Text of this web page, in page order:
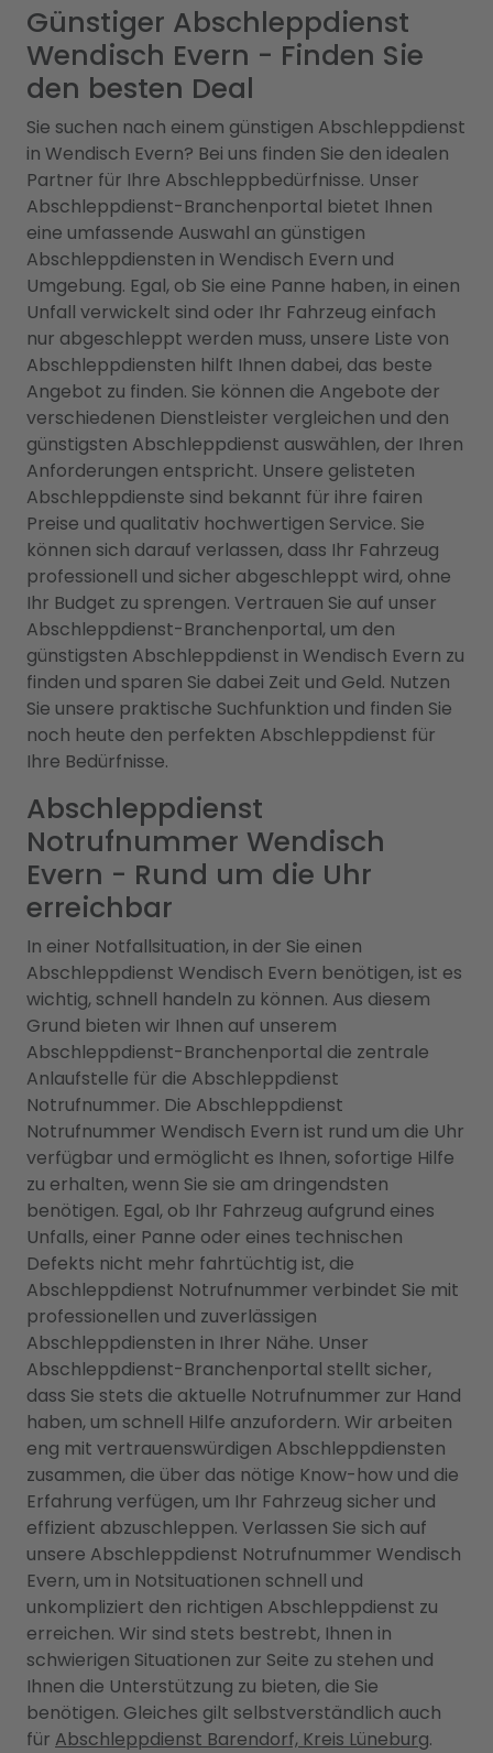
Günstiger Abschleppdienst
Wendisch Evern - Finden Sie
den besten Deal
Sie suchen nach einem günstigen Abschleppdienst
in Wendisch Evern? Bei uns finden Sie den idealen
Partner für Ihre Abschleppbedürfnisse. Unser
Abschleppdienst-Branchenportal bietet Ihnen
eine umfassende Auswahl an günstigen
Abschleppdiensten in Wendisch Evern und
Umgebung. Egal, ob Sie eine Panne haben, in einen
Unfall verwickelt sind oder Ihr Fahrzeug einfach
nur abgeschleppt werden muss, unsere Liste von
Abschleppdiensten hilft Ihnen dabei, das beste
Angebot zu finden. Sie können die Angebote der
verschiedenen Dienstleister vergleichen und den
günstigsten Abschleppdienst auswählen, der Ihren
Anforderungen entspricht. Unsere gelisteten
Abschleppdienste sind bekannt für ihre fairen
Preise und qualitativ hochwertigen Service. Sie
können sich darauf verlassen, dass Ihr Fahrzeug
professionell und sicher abgeschleppt wird, ohne
Ihr Budget zu sprengen. Vertrauen Sie auf unser
Abschleppdienst-Branchenportal, um den
günstigsten Abschleppdienst in Wendisch Evern zu
finden und sparen Sie dabei Zeit und Geld. Nutzen
Sie unsere praktische Suchfunktion und finden Sie
noch heute den perfekten Abschleppdienst für
Ihre Bedürfnisse.
Abschleppdienst
Notrufnummer Wendisch
Evern - Rund um die Uhr
erreichbar
In einer Notfallsituation, in der Sie einen
Abschleppdienst Wendisch Evern benötigen, ist es
wichtig, schnell handeln zu können. Aus diesem
Grund bieten wir Ihnen auf unserem
Abschleppdienst-Branchenportal die zentrale
Anlaufstelle für die Abschleppdienst
Notrufnummer. Die Abschleppdienst
Notrufnummer Wendisch Evern ist rund um die Uhr
verfügbar und ermöglicht es Ihnen, sofortige Hilfe
zu erhalten, wenn Sie sie am dringendsten
benötigen. Egal, ob Ihr Fahrzeug aufgrund eines
Unfalls, einer Panne oder eines technischen
Defekts nicht mehr fahrtüchtig ist, die
Abschleppdienst Notrufnummer verbindet Sie mit
professionellen und zuverlässigen
Abschleppdiensten in Ihrer Nähe. Unser
Abschleppdienst-Branchenportal stellt sicher,
dass Sie stets die aktuelle Notrufnummer zur Hand
haben, um schnell Hilfe anzufordern. Wir arbeiten
eng mit vertrauenswürdigen Abschleppdiensten
zusammen, die über das nötige Know-how und die
Erfahrung verfügen, um Ihr Fahrzeug sicher und
effizient abzuschleppen. Verlassen Sie sich auf
unsere Abschleppdienst Notrufnummer Wendisch
Evern, um in Notsituationen schnell und
unkompliziert den richtigen Abschleppdienst zu
erreichen. Wir sind stets bestrebt, Ihnen in
schwierigen Situationen zur Seite zu stehen und
Ihnen die Unterstützung zu bieten, die Sie
benötigen. Gleiches gilt selbstverständlich auch
für Abschleppdienst Barendorf, Kreis Lüneburg.